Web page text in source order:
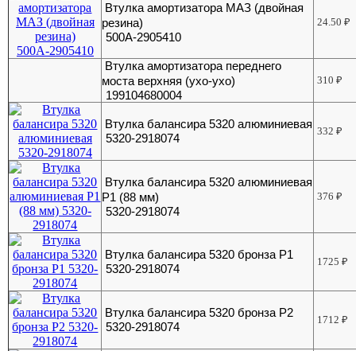
Втулка амортизатора МАЗ (двойная
резина)
500А-2905410
24.50₽
Втулка амортизатора переднего
моста верхняя (ухо-ухо)
199104680004
310₽
Втулка балансира 5320 алюминиевая
5320-2918074
332₽
Втулка балансира 5320 алюминиевая
Р1 (88 мм)
5320-2918074
376₽
Втулка балансира 5320 бронза Р1
5320-2918074
1725₽
Втулка балансира 5320 бронза Р2
5320-2918074
1712₽